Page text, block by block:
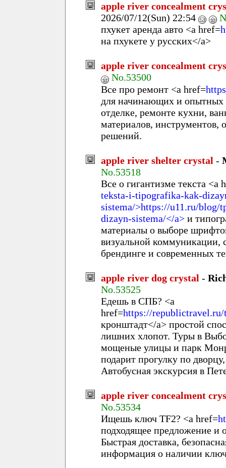
apple river concealment
2026/07/12(Sun) 22:54
пхукет аренда авто <a href=
на пхукете у русских</a>
apple river concealment
No.53500
Все про ремонт <a href=
для начинающих и опытных
отделке, ремонте кухни,
материалов, инструментов,
решений.
apple river shelter crystal -
No.53518
Все о гигантизме текста <a
teksta-i-tipografika-kak-
sistema/>https://u11.ru/
dizayn-sistema/</a> и
материалы о выборе
визуальной коммуникации,
брендинге и современных
apple river dog crystal -
No.53525
Едешь в СПБ? <a
href=https://
кронштадт</a> простой
лишних хлопот. Туры в
мощеные улицы и парк
подарит прогулку по
Автобусная экскурсия в
apple river concealment
No.53534
Ищешь ключ TF2? <a href=
подходящее предложение и
Быстрая доставка,
информация о наличии